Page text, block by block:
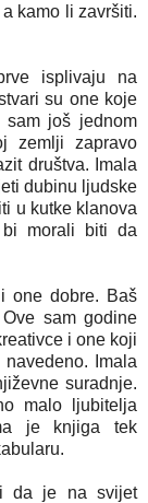
kamo li završiti.
isplivaju na
su one koje
još jednom
zemlji zapravo
društva. Imala
dubinu ljudske
u kutke klanova
morali biti da
one dobre. Baš
sam godine
i one koji
Imala
suradnje.
malo ljubitelja
je knjiga tek
da je na svijet